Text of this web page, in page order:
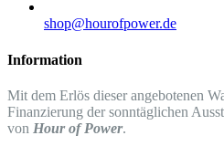
shop@hourofpower.de
Information
Mit dem Erlös dieser angebotenen
Finanzierung der sonntäglichen
von Hour of Power.